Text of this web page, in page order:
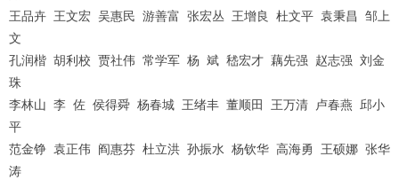
王品卉 王文宏 吴惠民 游善富 张宏丛 王增良 杜文平 袁秉昌 邹上
文
孔润楷 胡利校 贾社伟 常学军 杨 斌 嵇宏才 藕先强 赵志强 刘金
珠
李林山 李 佐 侯得舜 杨春城 王绪丰 董顺田 王万清 卢春燕 邱小
平
范金铮 袁正伟 阎惠芬 杜立洪 孙振水 杨钦华 高海勇 王硕娜 张华
涛